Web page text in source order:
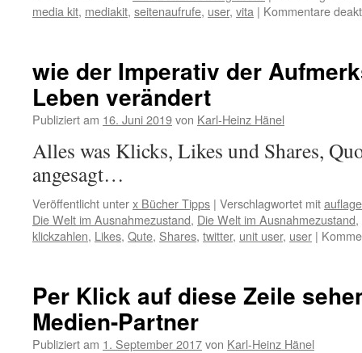
media kit, mediakit, seitenaufrufe, user, vita | Kommentare
wie der Imperativ der
Leben verändert
Publiziert am 16. Juni 2019von Karl-Heinz Hänel
Alles was Klicks, Likes und Shares,
angesagt…
Veröffentlicht unterx Bücher Tipps | Verschlagwortet mitauflage
Die Welt im Ausnahmezustand, Die Welt im Ausnahmezustand,
klickzahlen, Likes, Qute, Shares, twitter, unit user, user |
Per Klick auf diese Zeile
Medien-Partner
Publiziert am 1. September 2017von Karl-Heinz Hänel